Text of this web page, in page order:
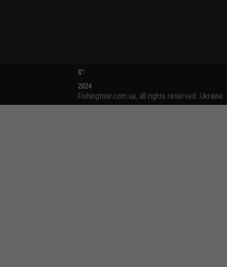
2024
Fishingtour.com.ua, all rights reserved. Ukraine.